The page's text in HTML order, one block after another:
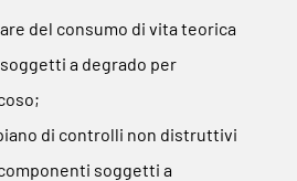
del consumo di vita teorica
a degrado per
di controlli non distruttivi
soggetti a